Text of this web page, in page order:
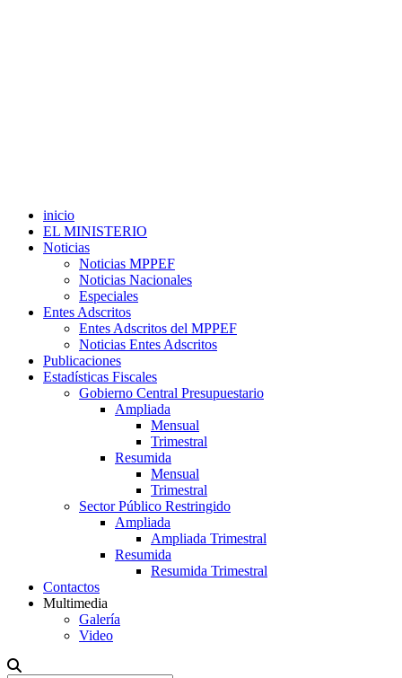
inicio
EL MINISTERIO
Noticias
Noticias MPPEF
Noticias Nacionales
Especiales
Entes Adscritos
Entes Adscritos del MPPEF
Noticias Entes Adscritos
Publicaciones
Estadísticas Fiscales
Gobierno Central Presupuestario
Ampliada
Mensual
Trimestral
Resumida
Mensual
Trimestral
Sector Público Restringido
Ampliada
Ampliada Trimestral
Resumida
Resumida Trimestral
Contactos
Multimedia
Galería
Video